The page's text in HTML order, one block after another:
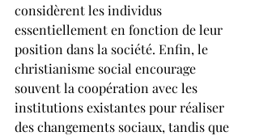
considèrent les individus
essentiellement en fonction de leur
position dans la société. Enfin, le
christianisme social encourage
souvent la coopération avec les
institutions existantes pour réaliser
des changements sociaux, tandis que